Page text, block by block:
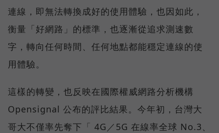
連線，即無法轉換成好的使用體驗，也因如此，
衡量「好網路」的標準，也逐漸從追求測速數
字，轉向任何時間、任何地點都能穩定連線的使
用體驗。
這樣的轉變，也反映在國際權威網路分析機構
Opensignal 公布的評比結果。今年初，台灣大
哥大不僅率先奪下「 4G／5G 在線率全球 No.3、